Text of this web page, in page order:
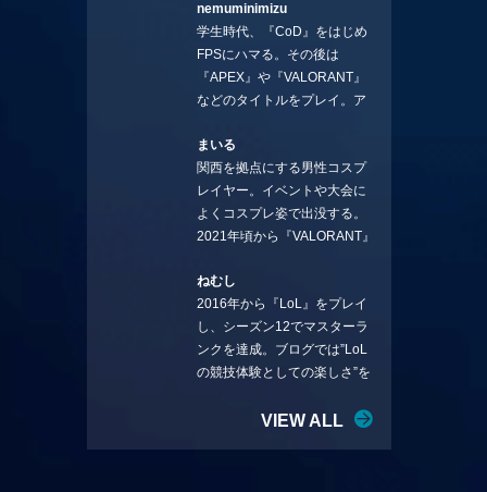
コラムを連載させてもらえる
ことになりました。言いたい
ことを言っていきます。X：
https://x.com/stormKUBO
YouTube：
rmKUBO
nemuminimizu
学生時代、『CoD』をはじめ
FPSにハマる。その後は
『APEX』や『VALORANT』
などのタイトルをプレイ。ア
BGMなどを手掛ける作曲家と
フリーランスのライターの二
足の草鞋を履いて幅広く活動
中。無類のラーメン好き！
Twitter:@ongakucas
まいる
関西を拠点にする男性コスプ
レイヤー。イベントや大会に
よくコスプレ姿で出没する。
2021年頃から『VALORANT』
続ける。現在の推しチームは
「CREST GAMING」。X：
@mlunias（Photo by
Subaru.F.）
ねむし
2016年から『LoL』をプレイ
し、シーズン12でマスターラ
ンクを達成。ブログでは”LoL
の競技体験としての楽しさ”を
リーを愛し、元ADCメイン
VIEW ALL